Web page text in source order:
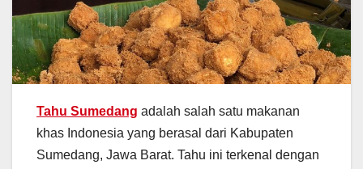
Tahu Sumedang adalah salah satu makanan
khas Indonesia yang berasal dari Kabupaten
Sumedang, Jawa Barat. Tahu ini terkenal dengan